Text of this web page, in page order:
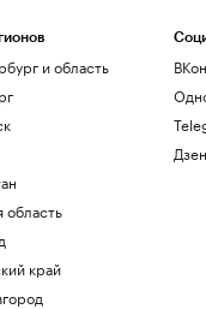
и область
область
край
Дзен